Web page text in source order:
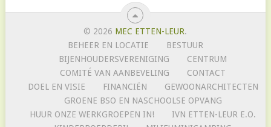
© 2026 MEC ETTEN-LEUR.
BEHEER EN LOCATIE
BESTUUR
BIJENHOUDERSVERENIGING
CENTRUM
COMITÉ VAN AANBEVELING
CONTACT
DOEL EN VISIE
FINANCIËN
GEWOONARCHITECTEN
GROENE BSO EN NASCHOOLSE OPVANG
HUUR ONZE WERKGROEPEN IN!
IVN ETTEN-LEUR E.O.